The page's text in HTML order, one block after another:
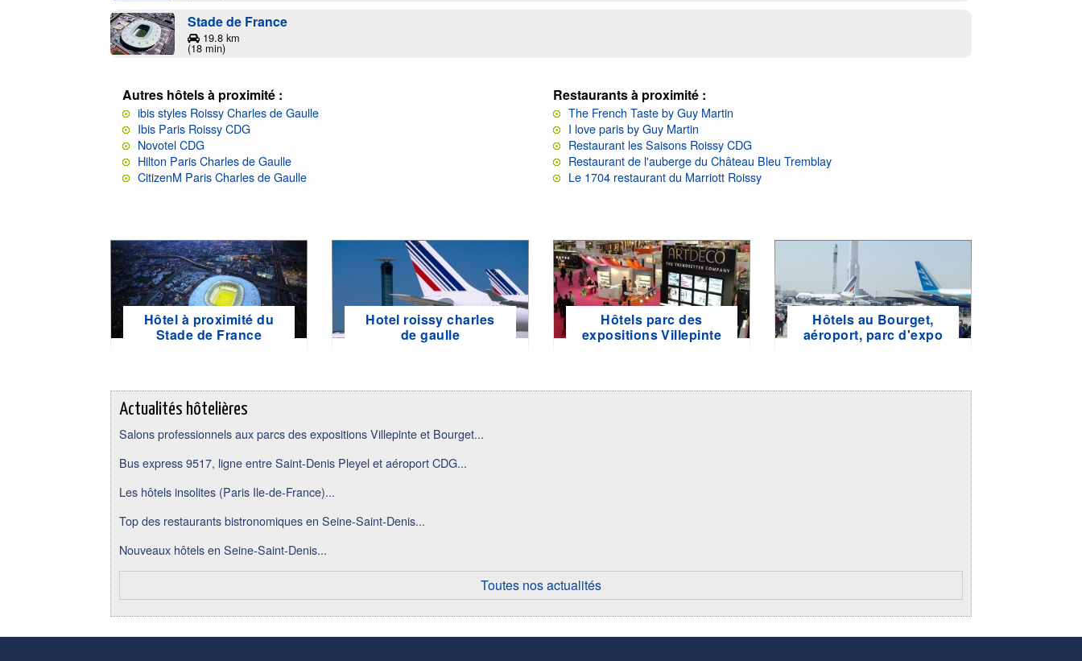
Stade de France
19.8 km
(18 min)
Autres hôtels à proximité :
ibis styles Roissy Charles de Gaulle
Ibis Paris Roissy CDG
Novotel CDG
Hilton Paris Charles de Gaulle
CitizenM Paris Charles de Gaulle
Restaurants à proximité :
The French Taste by Guy Martin
I love paris by Guy Martin
Restaurant les Saisons Roissy CDG
Restaurant de l'auberge du Château Bleu Tremblay
Le 1704 restaurant du Marriott Roissy
Hôtel à proximité du
Stade de France
Hotel roissy charles
de gaulle
Hôtels parc des
expositions Villepinte
Hôtels au Bourget,
aéroport, parc d'expo
Actualités hôtelières
Salons professionnels aux parcs des expositions Villepinte et Bourget...
Bus express 9517, ligne entre Saint-Denis Pleyel et aéroport CDG...
Les hôtels insolites (Paris Ile-de-France)...
Top des restaurants bistronomiques en Seine-Saint-Denis...
Nouveaux hôtels en Seine-Saint-Denis...
Toutes nos actualités